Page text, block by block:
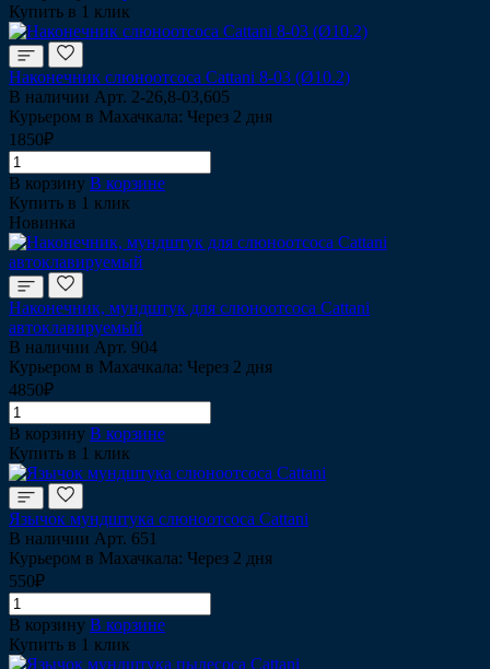
Купить в 1 клик
Наконечник слюноотсоса Cattani 8-03 (Ø10.2)
В наличии Арт. 2-26,8-03,605
Курьером в Махачкала: Через 2 дня
1850₽
В корзину В корзине
Купить в 1 клик
Новинка
Наконечник, мундштук для слюноотсоса Cattani
автоклавируемый
В наличии Арт. 904
Курьером в Махачкала: Через 2 дня
4850₽
В корзину В корзине
Купить в 1 клик
Язычок мундштука слюноотсоса Cattani
В наличии Арт. 651
Курьером в Махачкала: Через 2 дня
550₽
В корзину В корзине
Купить в 1 клик